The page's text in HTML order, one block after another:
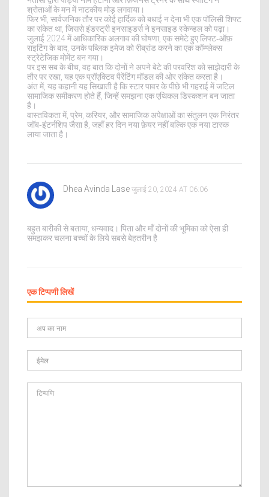
श्रोताओं के मन में नाटकीय मोड़ लगवाया।
फिर भी, सार्वजनिक तौर पर कोई हार्दिक को बधाई न देना भी एक पॉलिसी शिफ्ट
का संकेत था, जिससे इंडस्ट्री इनसाइडर्स ने इनसाइड स्केन्डल को पढ़ा।
जुलाई 2024 में आधिकारिक अलगाव की घोषणा, एक समेटे हुए लिफ्ट‑ऑफ़
राइटिंग के बाद, उनके पब्लिक इमेज को रीब्रांड करने का एक कॉम्प्लेक्स
स्ट्रेटेजिक मोमेंट बन गया।
पर इस सब के बीच, वह बात कि दोनों ने अपने बेटे की परवरिश को साझेदारी के
तौर पर रखा, यह एक प्रॉएक्टिव पैरेंटिंग मॉडल की ओर संकेत करता है।
अंत में, यह कहानी यह सिखाती है कि स्टार पावर के पीछे भी गहराई में जटिल
सामाजिक समीकरण होते हैं, जिन्हें समझना एक एथिकल डिस्कशन बन जाता
है।
वास्तविकता में, प्रेम, करियर, और सामाजिक अपेक्षाओं का संतुलन एक निरंतर
जॉब‑इंटर्नशिप जैसा है, जहाँ हर दिन नया फ़ेयर नहीं बल्कि एक नया टास्क
लाया जाता है।
Dhea Avinda Lase जुलाई 20, 2024 AT 06:06
बहुत बारीकी से बताया, धन्यवाद। पिता और माँ दोनों की भूमिका को ऐसा ही
समझकर चलना बच्चों के लिये सबसे बेहतरीन है
एक टिप्पणी लिखें